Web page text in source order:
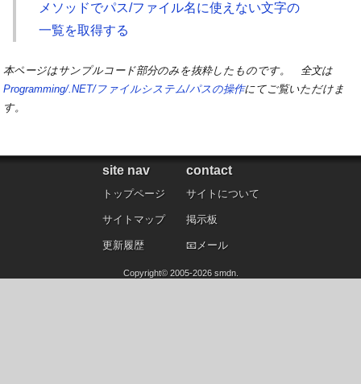
メソッドでパス/ファイル名に使えない文字の
一覧を取得する
本ページはサンプルコード部分のみを抜粋したものです。 全文は
Programming/.NET/ファイルシステム/パスの操作にてご覧いただけま
す。
site nav
トップページ
サイトマップ
更新履歴
contact
サイトについて
掲示板
メール
Copyright© 2005-2026 smdn.